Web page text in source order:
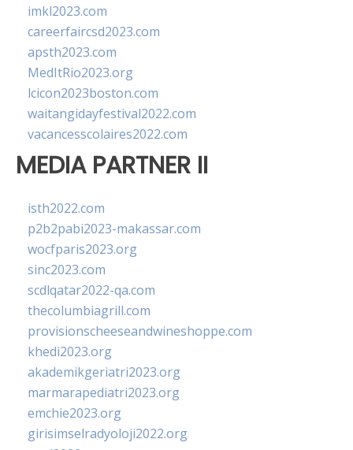
imkl2023.com
careerfaircsd2023.com
apsth2023.com
MedItRio2023.org
lcicon2023boston.com
waitangidayfestival2022.com
vacancesscolaires2022.com
MEDIA PARTNER II
isth2022.com
p2b2pabi2023-makassar.com
wocfparis2023.org
sinc2023.com
scdlqatar2022-qa.com
thecolumbiagrill.com
provisionscheeseandwineshoppe.com
khedi2023.org
akademikgeriatri2023.org
marmarapediatri2023.org
emchie2023.org
girisimselradyoloji2022.org